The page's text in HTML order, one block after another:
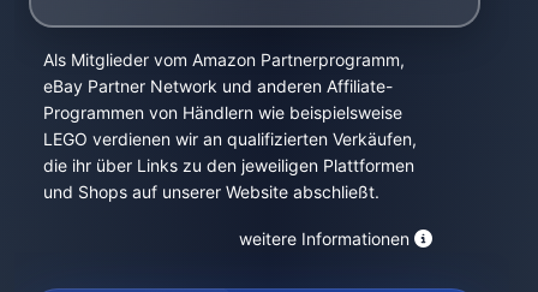
Als Mitglieder vom Amazon Partnerprogramm,
eBay Partner Network und anderen Affiliate-
Programmen von Händlern wie beispielsweise
LEGO verdienen wir an qualifizierten Verkäufen,
die ihr über Links zu den jeweiligen Plattformen
und Shops auf unserer Website abschließt.
weitere Informationen